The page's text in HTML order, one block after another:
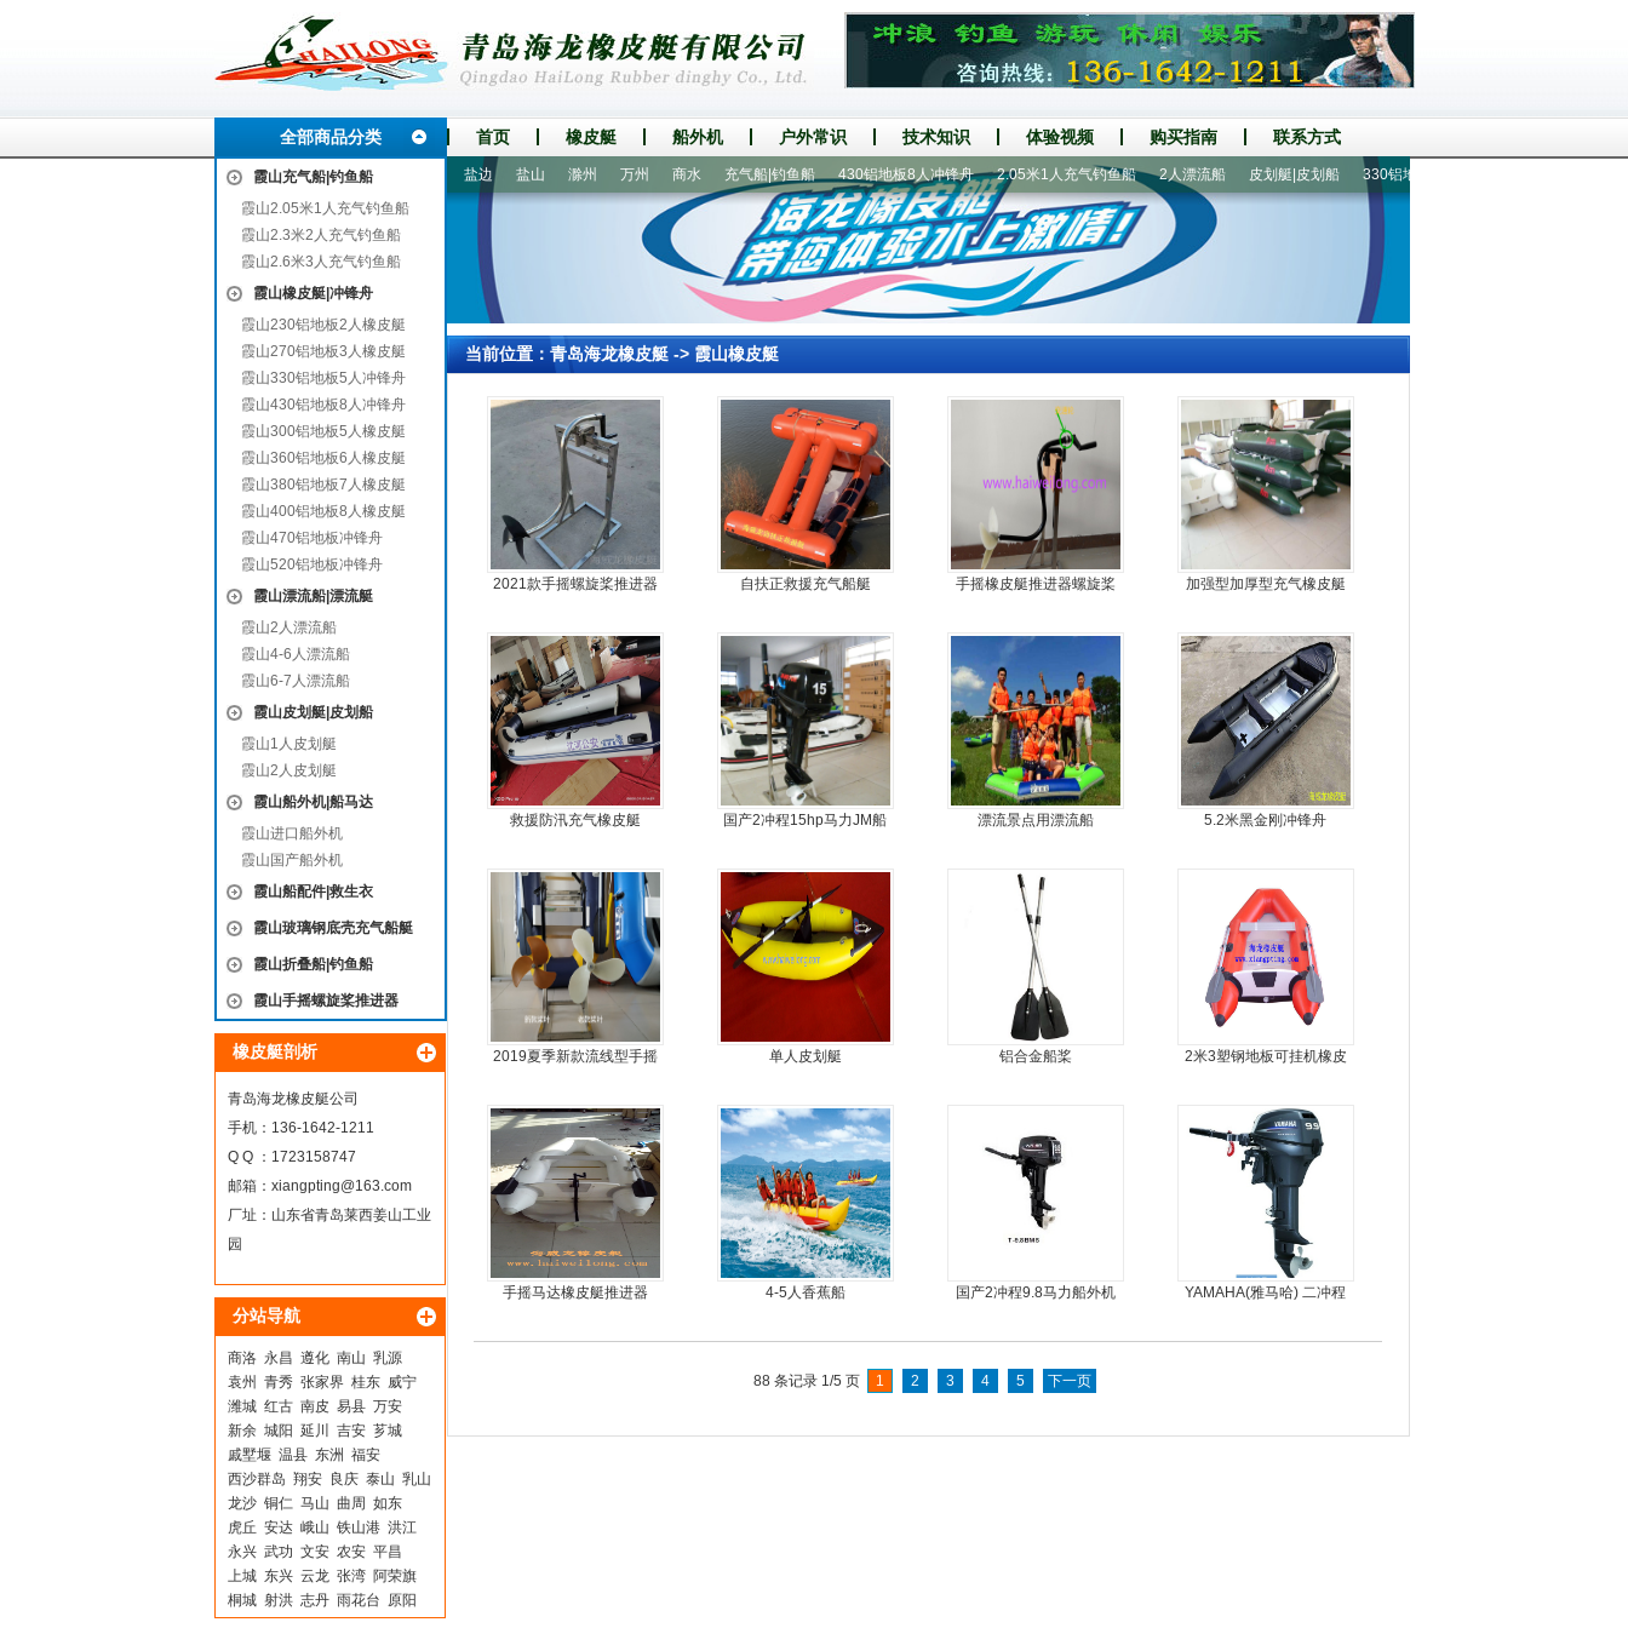
全部商品分类 首页 橡皮艇 船外机 户外常识 技术知识 体验视频 购买指南 联系方式
霞山充气船|钓鱼船
霞山2.05米1人充气钓鱼船
霞山2.3米2人充气钓鱼船
霞山2.6米3人充气钓鱼船
霞山橡皮艇|冲锋舟
霞山230铝地板2人橡皮艇
霞山270铝地板3人橡皮艇
霞山330铝地板5人冲锋舟
霞山430铝地板8人冲锋舟
霞山300铝地板5人橡皮艇
霞山360铝地板6人橡皮艇
霞山380铝地板7人橡皮艇
霞山400铝地板8人橡皮艇
霞山470铝地板冲锋舟
霞山520铝地板冲锋舟
霞山漂流船|漂流艇
霞山2人漂流船
霞山4-6人漂流船
霞山6-7人漂流船
霞山皮划艇|皮划船
霞山1人皮划艇
霞山2人皮划艇
霞山船外机|船马达
霞山进口船外机
霞山国产船外机
霞山船配件|救生衣
霞山玻璃钢底壳充气船艇
霞山折叠船|钓鱼船
霞山手摇螺旋桨推进器
橡皮艇剖析
青岛海龙橡皮艇公司
手机：136-1642-1211
Q Q ：1723158747
邮箱： xiangpting@163.com
厂址：山东省青岛莱西姜山工业
园
分站导航
商洛 永昌 遵化 南山 乳源
袁州 青秀 张家界 桂东 威宁
潍城 红古 南皮 易县 万安
新余 城阳 延川 吉安 芗城
戚墅堰 温县 东洲 福安
西沙群岛 翔安 良庆 泰山 乳山
龙沙 铜仁 马山 曲周 如东
虎丘 安达 峨山 铁山港 洪江
永兴 武功 文安 农安 平昌
上城 东兴 云龙 张湾 阿荣旗
桐城 射洪 志丹 雨花台 原阳
腾冲 安达 北碚 盐边 盐山 滁州 万州 商水 充气船|钓鱼船 430铝地板8人冲锋舟 2.05米1人充气钓鱼船 2人漂流船 皮划艇|皮划船 330铝地板5人冲锋舟
当前位置： 青岛海龙橡皮艇-> 霞山橡皮艇
2021款手摇螺旋桨推进器 自扶正救援充气船艇
手摇橡皮艇推进器螺旋桨
加强型加厚型充气橡皮艇
救援防汛充气橡皮艇
国产2冲程15hp马力JM船
漂流景点用漂流船 5.2米黑金刚冲锋舟
2019夏季新款流线型手摇
专用
单人皮划艇 铝合金船桨
2米3塑钢地板可挂机橡皮
手摇马达橡皮艇推进器 4-5人香蕉船 国产2冲程9.8马力船外机
YAMAHA(雅马哈) 二冲程
88 条记录 1/5 页 1 2 3 4 5 下一页